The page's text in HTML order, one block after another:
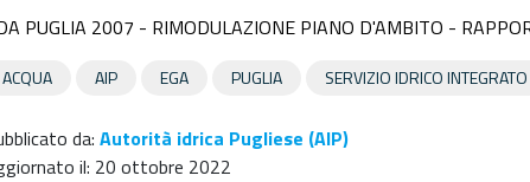
PUGLIA 2007 - RIMODULAZIONE PIANO D'AMBITO -
ACQUA AIP EGA PUGLIA SERVIZIO IDRICO INTEGRATO
da: Autorità idrica Pugliese (AIP)
il: 20 ottobre 2022